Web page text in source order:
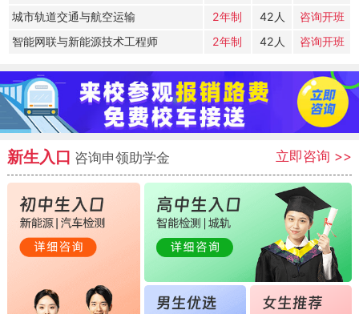
城市轨道交通与航空运输
2年制 42人
咨询开班
智能网联与新能源技术工程师
2年制 42人 咨询开班
新生入口 咨询申领助学金 立即咨询 >>